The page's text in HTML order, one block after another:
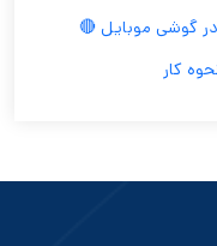
گوشی موبایل 🔴
کار